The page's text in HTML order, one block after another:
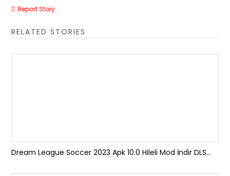
Report Story
RELATED STORIES
Dream League Soccer 2023 Apk 10.0 Hileli Mod İndir DLS...